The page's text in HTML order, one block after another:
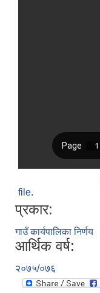
file.
प्रकार:
गाउँ कार्यपालिका निर्णय
आर्थिक वर्ष:
२०७५/०७६